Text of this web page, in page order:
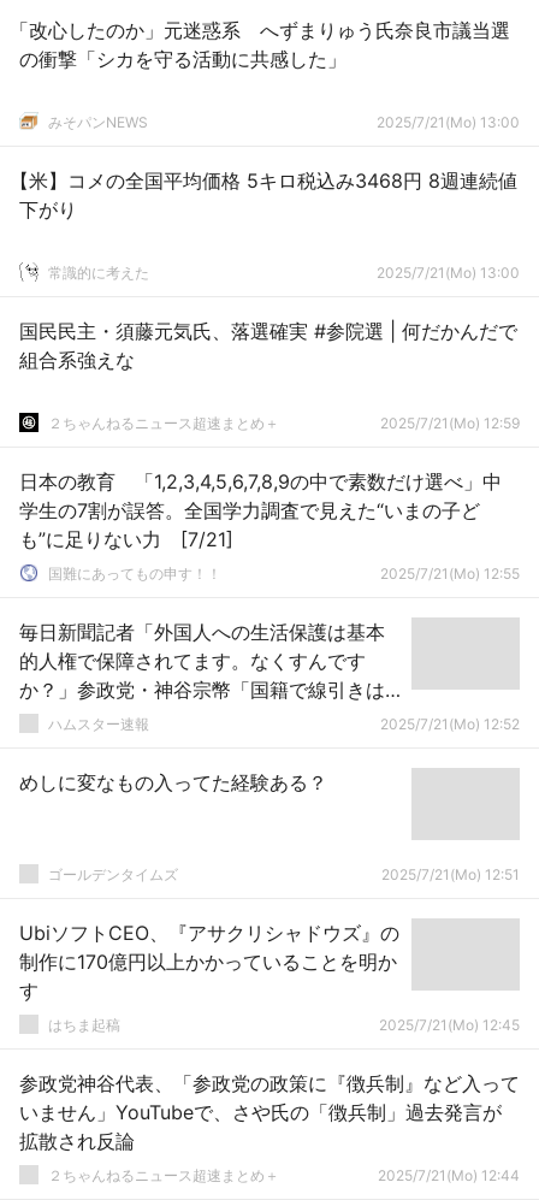
「改心したのか」元迷惑系 へずまりゅう氏奈良市議当選
の衝撃「シカを守る活動に共感した」
みそパンNEWS 2025/7/21(Mo) 13:00
【米】コメの全国平均価格 5キロ税込み3468円 8週連続値
下がり
常識的に考えた 2025/7/21(Mo) 13:00
国民民主・須藤元気氏、落選確実 #参院選 | 何だかんだで
組合系強えな
２ちゃんねるニュース超速まとめ＋ 2025/7/21(Mo) 12:59
日本の教育 「1,2,3,4,5,6,7,8,9の中で素数だけ選べ」中
学生の7割が誤答。全国学力調査で見えた“いまの子ど
も”に足りない力 [7/21]
国難にあってもの申す！！ 2025/7/21(Mo) 12:55
毎日新聞記者「外国人への生活保護は基本
的人権で保障されてます。なくすんです
か？」参政党・神谷宗幣「国籍で線引きは
あるべきです」どちらが正しいと思う？
ハムスター速報 2025/7/21(Mo) 12:52
めしに変なもの入ってた経験ある？
ゴールデンタイムズ 2025/7/21(Mo) 12:51
UbiソフトCEO、『アサクリシャドウズ』の
制作に170億円以上かかっていることを明か
す
はちま起稿 2025/7/21(Mo) 12:45
参政党神谷代表、「参政党の政策に『徴兵制』など入って
いません」YouTubeで、さや氏の「徴兵制」過去発言が
拡散され反論
２ちゃんねるニュース超速まとめ＋ 2025/7/21(Mo) 12:44